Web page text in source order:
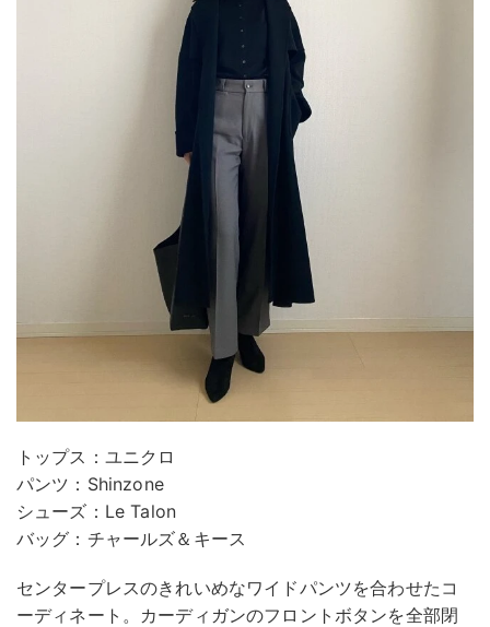
トップス：ユニクロ
パンツ：Shinzone
シューズ：Le Talon
バッグ：チャールズ＆キース
センタープレスのきれいめなワイドパンツを合わせたコ
ーディネート。カーディガンのフロントボタンを全部閉